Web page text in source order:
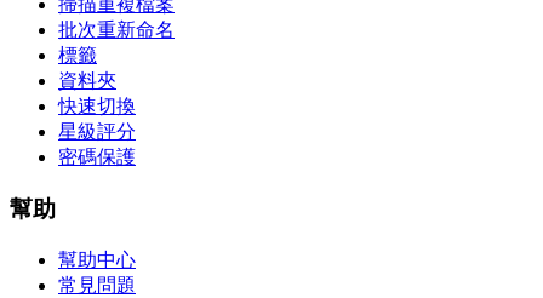
掃描重複檔案
批次重新命名
標籤
資料夾
快速切換
星級評分
密碼保護
幫助
幫助中心
常見問題